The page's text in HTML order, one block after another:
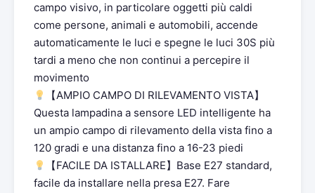
campo visivo, in particolare oggetti più caldi
come persone, animali e automobili, accende
automaticamente le luci e spegne le luci 30S più
tardi a meno che non continui a percepire il
movimento
【AMPIO CAMPO DI RILEVAMENTO VISTA】
Questa lampadina a sensore LED intelligente ha
un ampio campo di rilevamento della vista fino a
120 gradi e una distanza fino a 16-23 piedi
【FACILE DA ISTALLARE】Base E27 standard,
facile da installare nella presa E27. Fare